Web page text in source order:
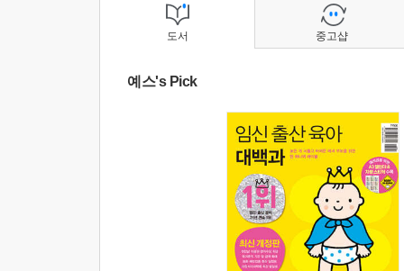
도서
예스's Pick
중고샵